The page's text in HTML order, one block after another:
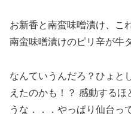
お新香と南蛮味噌漬け、こ
南蛮味噌漬けのピリ辛が牛
なんていうんだろ？ひょと
えたのかも！？ 感動する
うな．．．やっぱり仙台っ